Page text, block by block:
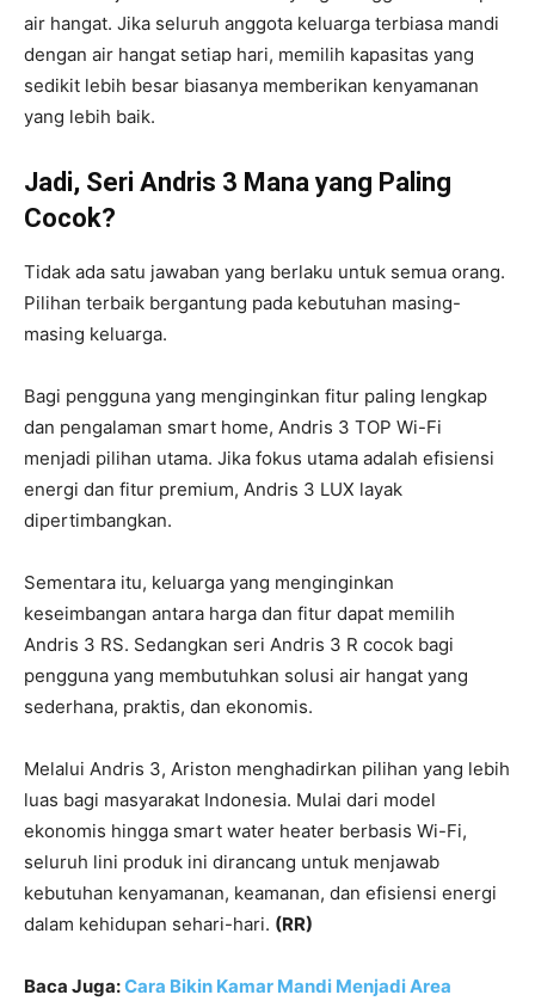
air hangat. Jika seluruh anggota keluarga terbiasa mandi
dengan air hangat setiap hari, memilih kapasitas yang
sedikit lebih besar biasanya memberikan kenyamanan
yang lebih baik.
Jadi, Seri Andris 3 Mana yang Paling
Cocok?
Tidak ada satu jawaban yang berlaku untuk semua orang.
Pilihan terbaik bergantung pada kebutuhan masing-
masing keluarga.
Bagi pengguna yang menginginkan fitur paling lengkap
dan pengalaman smart home, Andris 3 TOP Wi-Fi
menjadi pilihan utama. Jika fokus utama adalah efisiensi
energi dan fitur premium, Andris 3 LUX layak
dipertimbangkan.
Sementara itu, keluarga yang menginginkan
keseimbangan antara harga dan fitur dapat memilih
Andris 3 RS. Sedangkan seri Andris 3 R cocok bagi
pengguna yang membutuhkan solusi air hangat yang
sederhana, praktis, dan ekonomis.
Melalui Andris 3, Ariston menghadirkan pilihan yang lebih
luas bagi masyarakat Indonesia. Mulai dari model
ekonomis hingga smart water heater berbasis Wi-Fi,
seluruh lini produk ini dirancang untuk menjawab
kebutuhan kenyamanan, keamanan, dan efisiensi energi
dalam kehidupan sehari-hari. (RR)
Baca Juga:Cara Bikin Kamar Mandi Menjadi Area